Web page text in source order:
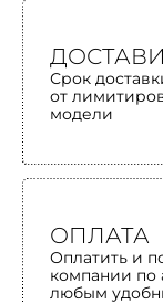
Срок
от
модели
ОПЛАТА
Оплатить и
компании по
любым